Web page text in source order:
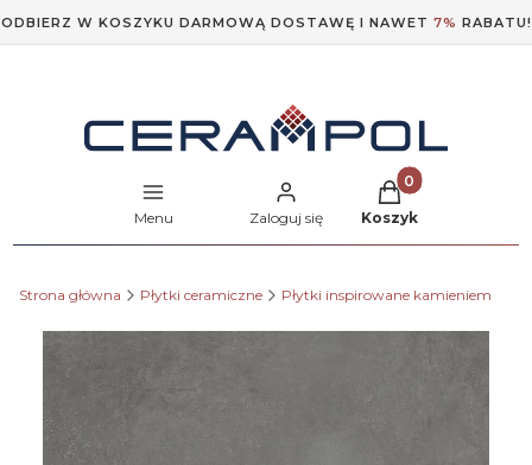
ODBIERZ W KOSZYKU DARMOWĄ DOSTAWĘ I NAWET 7% RABATU!
Menu Zaloguj się
Produkty w
Koszyk
Strona główna Płytki ceramiczne Płytki inspirowane kamieniem